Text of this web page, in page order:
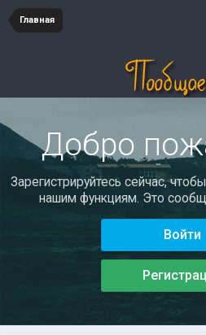
Главная
Добро
Зарегистрируйтесь сейчас,
нашим функциям. Это
Войти